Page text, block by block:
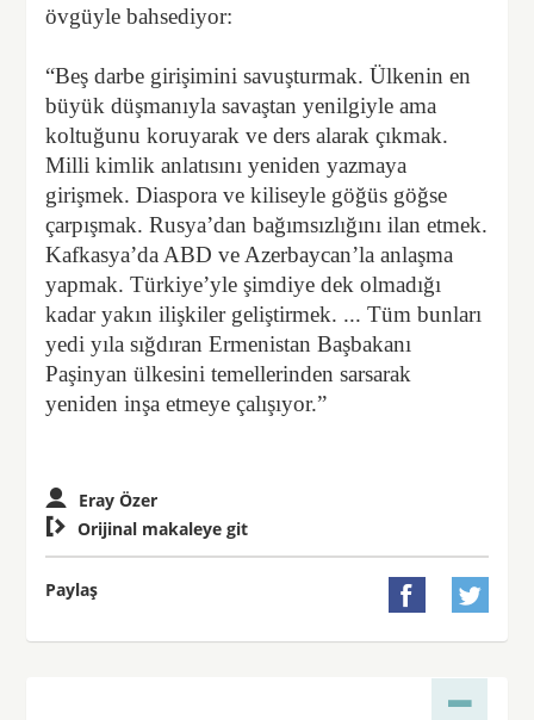
övgüyle bahsediyor:
“Beş darbe girişimini savuşturmak. Ülkenin en
büyük düşmanıyla savaştan yenilgiyle ama
koltuğunu koruyarak ve ders alarak çıkmak.
Milli kimlik anlatısını yeniden yazmaya
girişmek. Diaspora ve kiliseyle göğüs göğse
çarpışmak. Rusya’dan bağımsızlığını ilan etmek.
Kafkasya’da ABD ve Azerbaycan’la anlaşma
yapmak. Türkiye’yle şimdiye dek olmadığı
kadar yakın ilişkiler geliştirmek. ... Tüm bunları
yedi yıla sığdıran Ermenistan Başbakanı
Paşinyan ülkesini temellerinden sarsarak
yeniden inşa etmeye çalışıyor.”
Eray Özer
 Orijinal makaleye git
Paylaş  